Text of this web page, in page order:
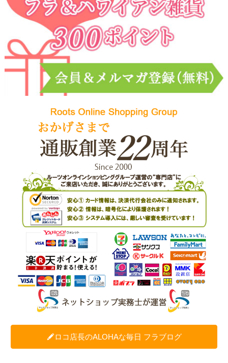
ロコ店長のALOHAな毎日 フラブログ